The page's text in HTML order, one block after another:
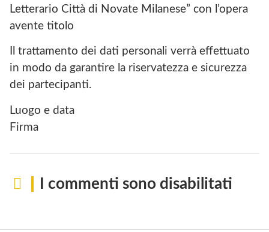
Letterario Città di Novate Milanese” con l’opera
avente titolo
Il trattamento dei dati personali verrà effettuato
in modo da garantire la riservatezza e sicurezza
dei partecipanti.
Luogo e data
Firma
I commenti sono disabilitati